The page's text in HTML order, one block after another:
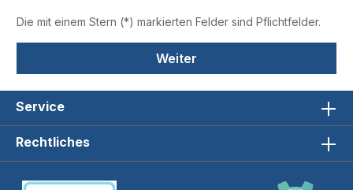
Die mit einem Stern (*) markierten Felder sind Pflichtfelder.
Weiter
Service
Rechtliches